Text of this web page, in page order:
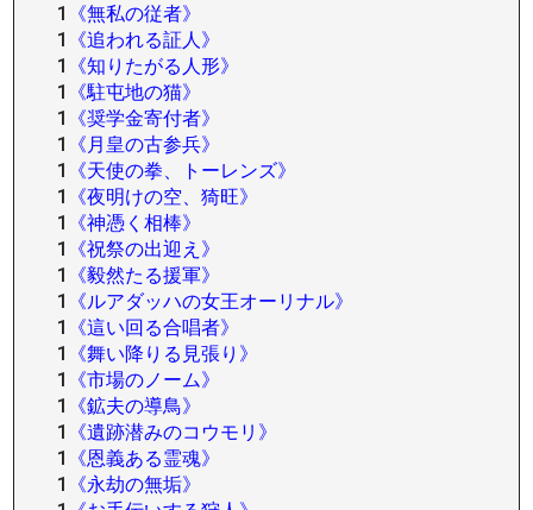
1
《無私の従者》
1
《追われる証人》
1
《知りたがる人形》
1
《駐屯地の猫》
1
《奨学金寄付者》
1
《月皇の古参兵》
1
《天使の拳、トーレンズ》
1
《夜明けの空、猗旺》
1
《神憑く相棒》
1
《祝祭の出迎え》
1
《毅然たる援軍》
1
《ルアダッハの女王オーリナル》
1
《這い回る合唱者》
1
《舞い降りる見張り》
1
《市場のノーム》
1
《鉱夫の導鳥》
1
《遺跡潜みのコウモリ》
1
《恩義ある霊魂》
1
《永劫の無垢》